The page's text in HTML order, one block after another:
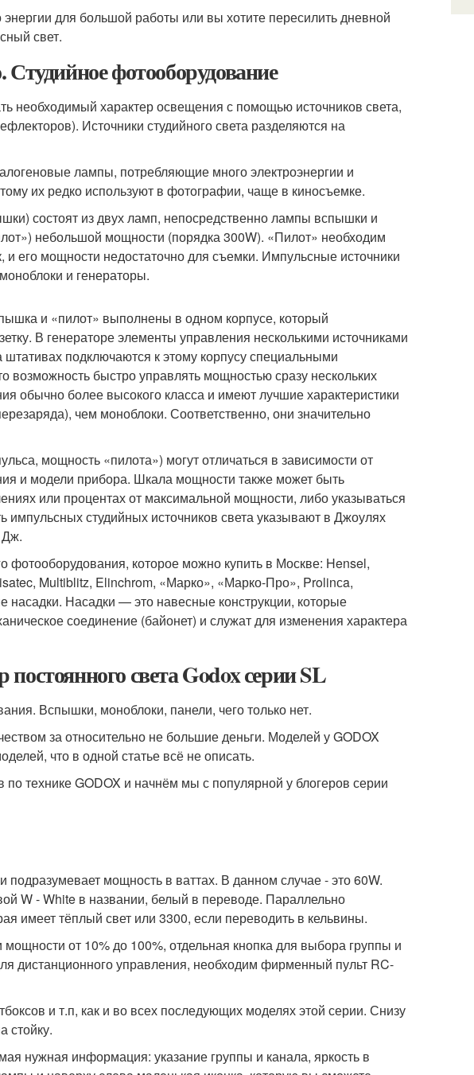
для большой работы или вы хотите пересилить дневной
свет.
фотооборудование
необходимый характер освещения с помощью источников света,
Источники студийного света разделяются на
лампы, потребляющие много электроэнергии и
их редко используют в фотографии, чаще в киносъемке.
состоят из двух ламп, непосредственно лампы вспышки и
небольшой мощности (порядка 300W). «Пилот» необходим
и его мощности недостаточно для съемки. Импульсные источники
и генераторы.
и «пилот» выполнены в одном корпусе, который
В генераторе элементы управления несколькими источниками
подключаются к этому корпусу специальными
возможность быстро управлять мощностью сразу нескольких
обычно более высокого класса и имеют лучшие характеристики
чем моноблоки. Соответственно, они значительно
мощность «пилота») могут отличаться в зависимости от
и модели прибора. Шкала мощности также может быть
или процентах от максимальной мощности, либо указываться
студийных источников света указывают в Джоулях
фотооборудования, которое можно купить в Москве: Hensel,
Multiblitz, Elinchrom, «Марко», «Марко-Про», Prolinсa,
Насадки — это навесные конструкции, которые
соединение (байонет) и служат для изменения характера
света Godox серии SL
Вспышки, моноблоки, панели, чего только нет.
за относительно не большие деньги. Моделей у GODOX
что в одной статье всё не описать.
технике GODOX и начнём мы с популярной у блогеров серии
мощность в ваттах. В данном случае - это 60W.
W - White в названии, белый в переводе. Параллельно
имеет тёплый свет или 3300, если переводить в кельвины.
от 10% до 100%, отдельная кнопка для выбора группы и
дистанционного управления, необходим фирменный пульт RC-
и т.п, как и во всех последующих моделях этой серии. Снизу
стойку.
нужная информация: указание группы и канала, яркость в